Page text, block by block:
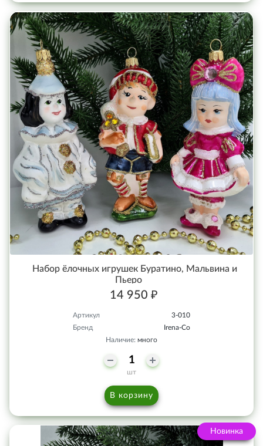
Набор ёлочных игрушек Буратино, Мальвина и
Пьеро
14 950 ₽
Артикул
3-010
Бренд
Irena-Co
Наличие: много
шт
В корзину
Новинка